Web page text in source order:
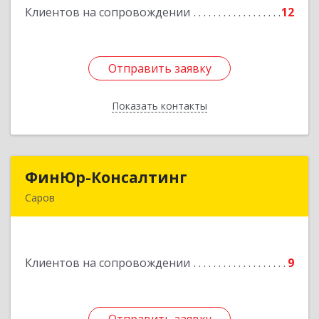
Клиентов на сопровождении 12
Отправить заявку
Показать контакты
Подробнее
Отправить заявку
Назад
ФинЮр-Консалтинг
Саров
Клиентов на сопровождении 9
ФинЮр-Консалтинг
Подробнее